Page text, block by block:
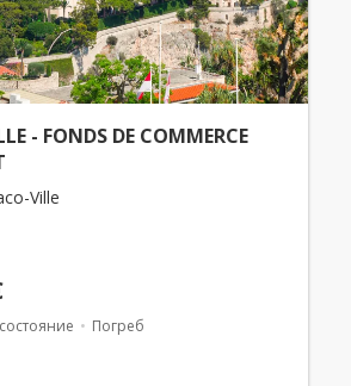
- FONDS DE COMMERCE
Ville
Погреб